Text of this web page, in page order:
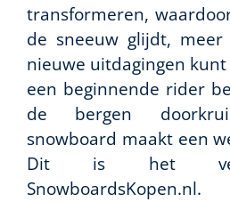
transformeren,
de sneeuw glijdt,
nieuwe uitdagingen kunt
een beginnende rider
de bergen
snowboard maakt een
Dit is het
SnowboardsKopen.nl.